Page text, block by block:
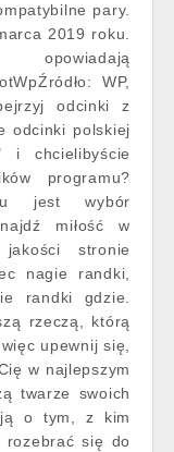
pary.
2019 roku.
WP,
odcinki z
odcinki polskiej
i chcielibyście
programu?
jest wybór
miłość w
stronie
nagie randki,
randki gdzie.
rzeczą, którą
upewnij się,
w najlepszym
twarze swoich
o tym, z kim
rozebrać się do